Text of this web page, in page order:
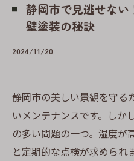
静岡市で見逃せな
壁塗装の秘訣
2024/11/20
静岡市の美しい景観を守る
いメンテナンスです。しか
の多い問題の一つ。湿度が
と定期的な点検が求められ